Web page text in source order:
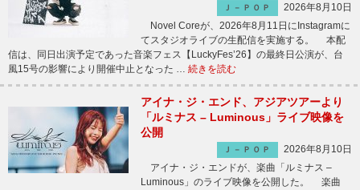
Ｊ－ＰＯＰ
2026年8月10日
Novel Coreが、2026年8月11日にInstagramに
てスタジオライブの生配信を実施する。 本配
信は、同日出演予定であった音楽フェス【LuckyFes’26】の最終日公演が、台
風15号の影響により開催中止となった … 続きを読む
アイナ・ジ・エンド、アジアツアーより
「ルミナス – Luminous」ライブ映像を
公開
Ｊ－ＰＯＰ
2026年8月10日
アイナ・ジ・エンドが、楽曲「ルミナス –
Luminous」のライブ映像を公開した。 楽曲